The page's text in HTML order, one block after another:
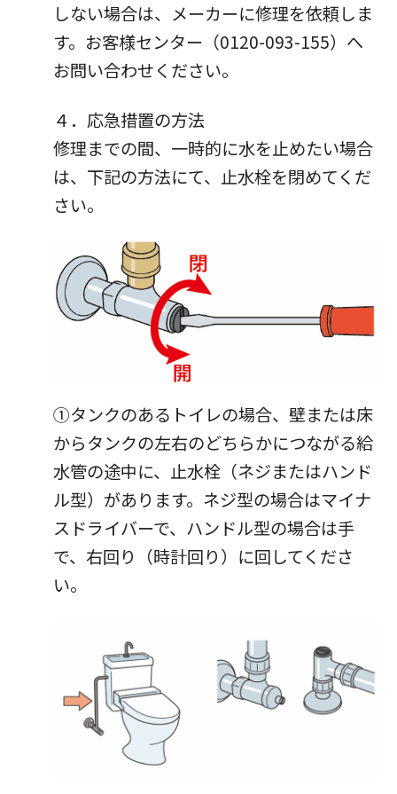
しない場合は、メーカーに修理を依頼しま
す。お客様センター（0120-093-155）へ
お問い合わせください。
４．応急措置の方法
修理までの間、一時的に水を止めたい場合
は、下記の方法にて、止水栓を閉めてくだ
さい。
①タンクのあるトイレの場合、壁または床
からタンクの左右のどちらかにつながる給
水管の途中に、止水栓（ネジまたはハンド
ル型）があります。ネジ型の場合はマイナ
スドライバーで、ハンドル型の場合は手
で、右回り（時計回り）に回してくださ
い。